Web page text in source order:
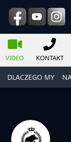
VIDEO KONTAKT
DLACZEGO MY